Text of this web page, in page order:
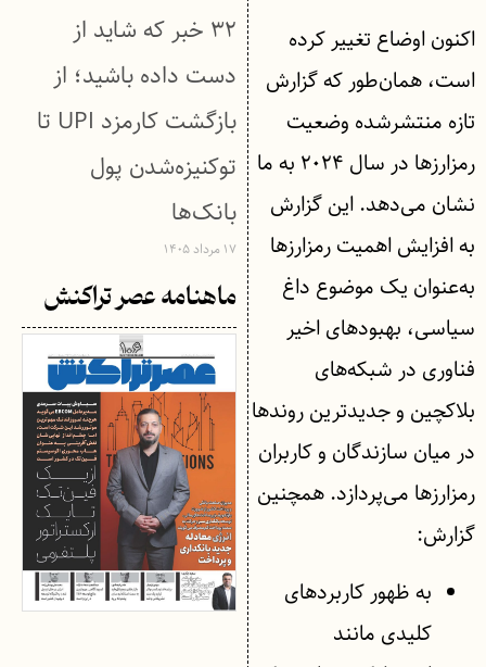
اکنون اوضاع تغییر کرده
است، همان‌طور که گزارش
تازه منتشرشده وضعیت
رمزارزها در سال ۲۰۲۴ به ما
نشان می‌دهد. این گزارش
به افزایش اهمیت رمزارزها
به‌عنوان یک موضوع داغ
سیاسی، بهبودهای اخیر
فناوری در شبکه‌های
بلاکچین و جدیدترین روندها
در میان سازندگان و کاربران
رمزارزها می‌پردازد. همچنین
گزارش:
به ظهور کاربردهای
کلیدی مانند
۳۲ خبر که شاید از
دست داده باشید؛ از
بازگشت کارمزد UPI تا
توکنیزه‌شدن پول
بانک‌ها
۱۷ مرداد ۱۴۰۵
ماهنامه عصر تراکنش